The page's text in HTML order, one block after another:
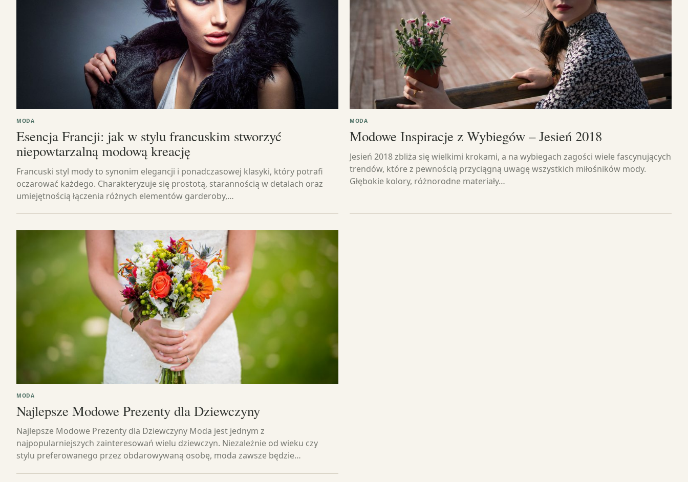
MODA
Esencja Francji: jak w stylu francuskim stworzyć
niepowtarzalną modową kreację
Francuski styl mody to synonim elegancji i ponadczasowej klasyki, który potrafi
oczarować każdego. Charakteryzuje się prostotą, starannością w detalach oraz
umiejętnością łączenia różnych elementów garderoby,…
MODA
Modowe Inspiracje z Wybiegów – Jesień 2018
Jesień 2018 zbliża się wielkimi krokami, a na wybiegach zagości wiele fascynujących
trendów, które z pewnością przyciągną uwagę wszystkich miłośników mody.
Głębokie kolory, różnorodne materiały…
MODA
Najlepsze Modowe Prezenty dla Dziewczyny
Najlepsze Modowe Prezenty dla Dziewczyny Moda jest jednym z
najpopularniejszych zainteresowań wielu dziewczyn. Niezależnie od wieku czy
stylu preferowanego przez obdarowywaną osobę, moda zawsze będzie…